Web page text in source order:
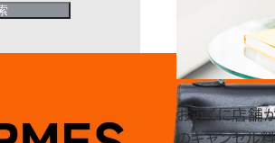
お近くに店舗
のキャンセル